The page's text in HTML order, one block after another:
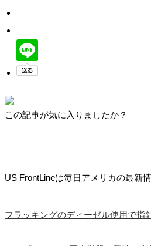
この記事が気に入りましたか？
US FrontLineは毎日アメリカの最新
フラッキングのディーゼル使用で指